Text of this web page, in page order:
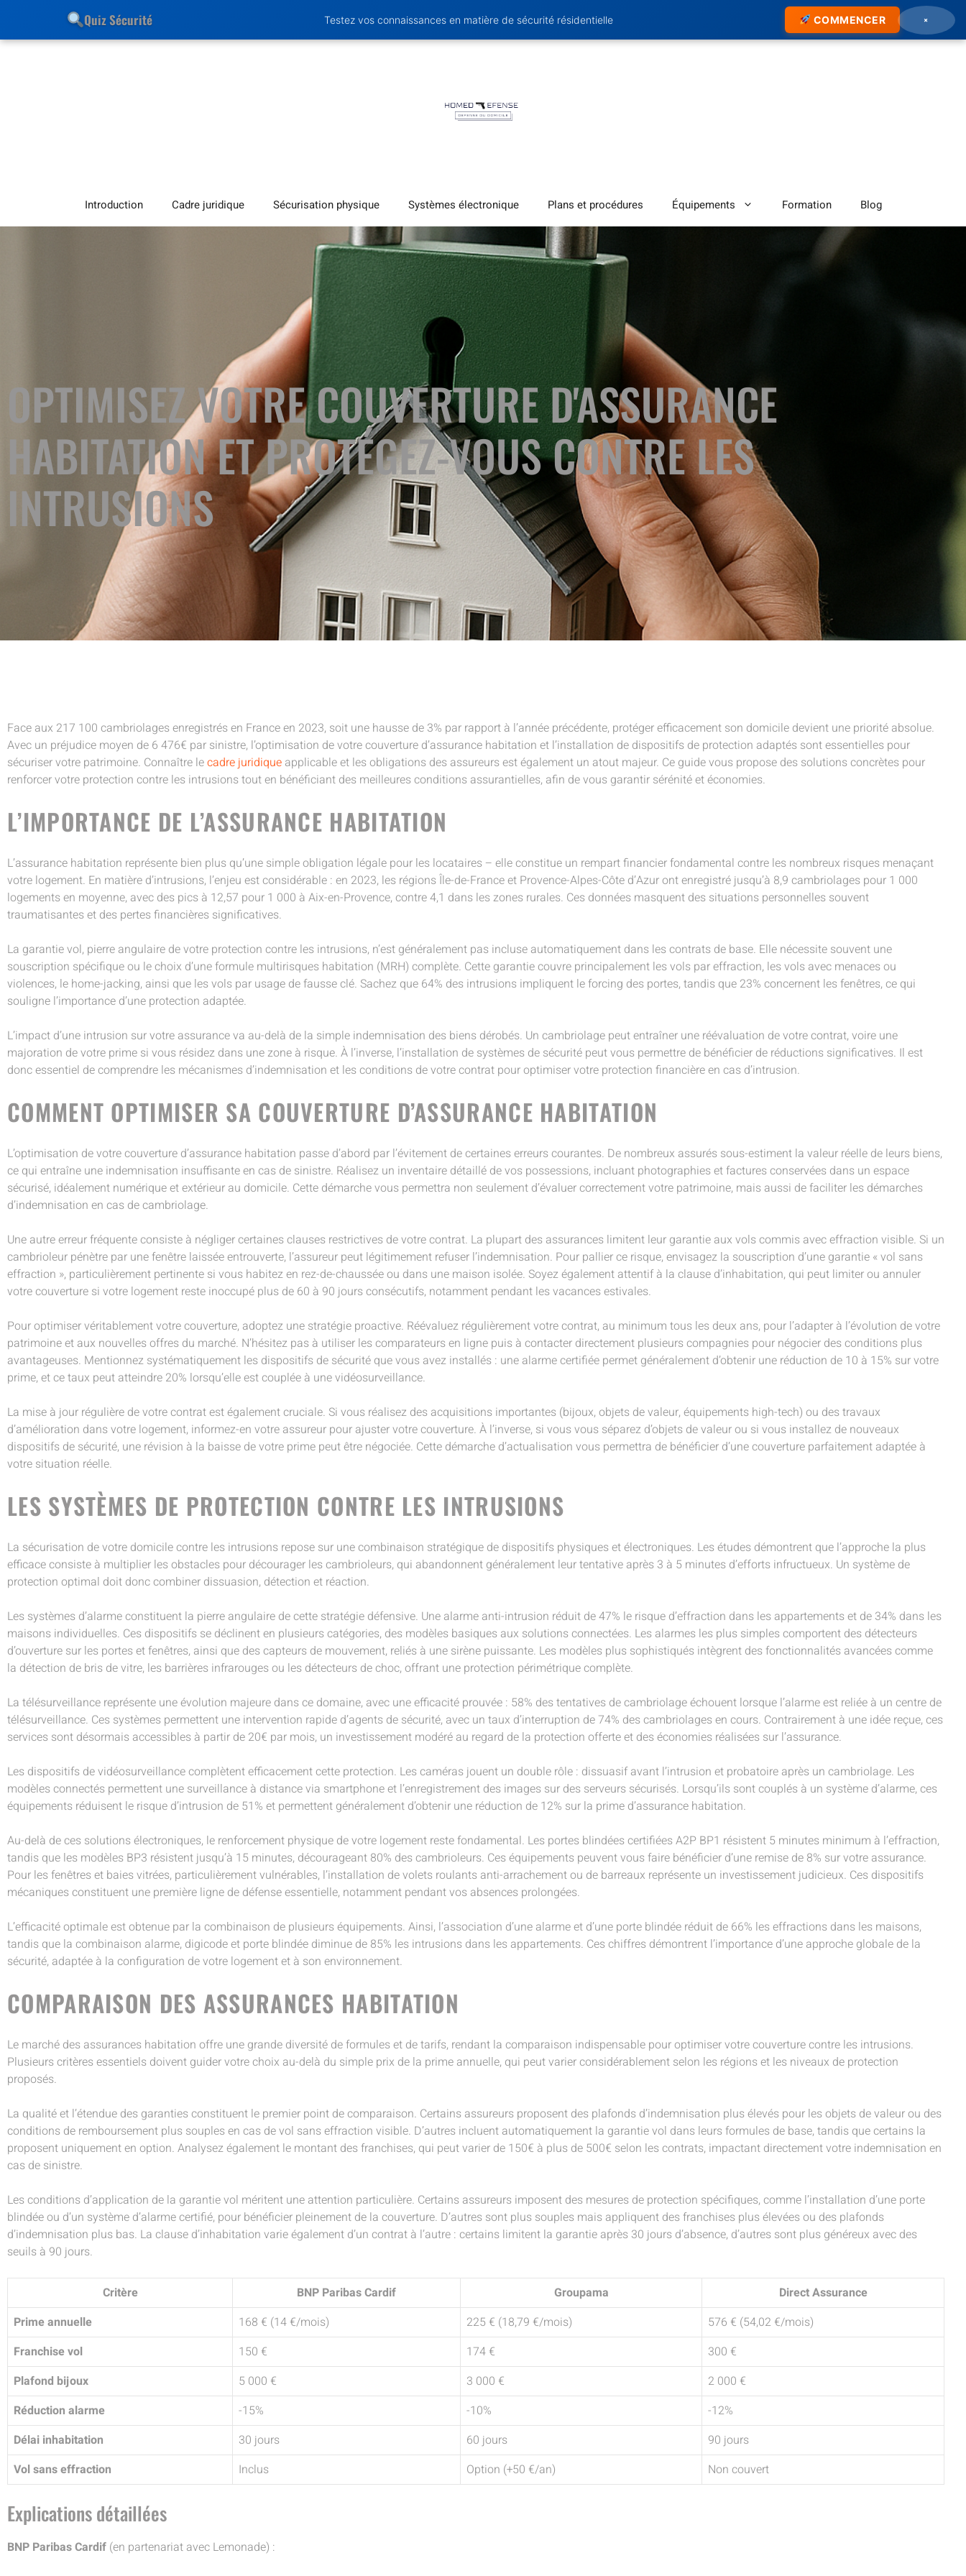
Quiz Sécurité Testez vos connaissances en matière de sécurité résidentielle COMMENCER ×
Introduction Cadre juridique Sécurisation physique Systèmes électronique Plans et procédures Équipements Formation Blog
OPTIMISEZ VOTRE COUVERTURE D'ASSURANCE
HABITATION ET PROTÉGEZ-VOUS CONTRE LES
INTRUSIONS
Face aux 217 100 cambriolages enregistrés en France en 2023, soit une hausse de 3% par rapport à l’année précédente, protéger efficacement son domicile devient une priorité absolue.
Avec un préjudice moyen de 6 476€ par sinistre, l’optimisation de votre couverture d’assurance habitation et l’installation de dispositifs de protection adaptés sont essentielles pour
sécuriser votre patrimoine. Connaître lecadre juridique applicable et les obligations des assureurs est également un atout majeur. Ce guide vous propose des solutions concrètes pour
renforcer votre protection contre les intrusions tout en bénéficiant des meilleures conditions assurantielles, afin de vous garantir sérénité et économies.
L’IMPORTANCE DE L’ASSURANCE HABITATION
L’assurance habitation représente bien plus qu’une simple obligation légale pour les locataires – elle constitue un rempart financier fondamental contre les nombreux risques menaçant
votre logement. En matière d’intrusions, l’enjeu est considérable : en 2023, les régions Île-de-France et Provence-Alpes-Côte d’Azur ont enregistré jusqu’à 8,9 cambriolages pour 1 000
logements en moyenne, avec des pics à 12,57 pour 1 000 à Aix-en-Provence, contre 4,1 dans les zones rurales. Ces données masquent des situations personnelles souvent
traumatisantes et des pertes financières significatives.
La garantie vol, pierre angulaire de votre protection contre les intrusions, n’est généralement pas incluse automatiquement dans les contrats de base. Elle nécessite souvent une
souscription spécifique ou le choix d’une formule multirisques habitation (MRH) complète. Cette garantie couvre principalement les vols par effraction, les vols avec menaces ou
violences, le home-jacking, ainsi que les vols par usage de fausse clé. Sachez que 64% des intrusions impliquent le forcing des portes, tandis que 23% concernent les fenêtres, ce qui
souligne l’importance d’une protection adaptée.
L’impact d’une intrusion sur votre assurance va au-delà de la simple indemnisation des biens dérobés. Un cambriolage peut entraîner une réévaluation de votre contrat, voire une
majoration de votre prime si vous résidez dans une zone à risque. À l’inverse, l’installation de systèmes de sécurité peut vous permettre de bénéficier de réductions significatives. Il est
donc essentiel de comprendre les mécanismes d’indemnisation et les conditions de votre contrat pour optimiser votre protection financière en cas d’intrusion.
COMMENT OPTIMISER SA COUVERTURE D’ASSURANCE HABITATION
L’optimisation de votre couverture d’assurance habitation passe d’abord par l’évitement de certaines erreurs courantes. De nombreux assurés sous-estiment la valeur réelle de leurs biens,
ce qui entraîne une indemnisation insuffisante en cas de sinistre. Réalisez un inventaire détaillé de vos possessions, incluant photographies et factures conservées dans un espace
sécurisé, idéalement numérique et extérieur au domicile. Cette démarche vous permettra non seulement d’évaluer correctement votre patrimoine, mais aussi de faciliter les démarches
d’indemnisation en cas de cambriolage.
Une autre erreur fréquente consiste à négliger certaines clauses restrictives de votre contrat. La plupart des assurances limitent leur garantie aux vols commis avec effraction visible. Si un
cambrioleur pénètre par une fenêtre laissée entrouverte, l’assureur peut légitimement refuser l’indemnisation. Pour pallier ce risque, envisagez la souscription d’une garantie « vol sans
effraction », particulièrement pertinente si vous habitez en rez-de-chaussée ou dans une maison isolée. Soyez également attentif à la clause d’inhabitation, qui peut limiter ou annuler
votre couverture si votre logement reste inoccupé plus de 60 à 90 jours consécutifs, notamment pendant les vacances estivales.
Pour optimiser véritablement votre couverture, adoptez une stratégie proactive. Réévaluez régulièrement votre contrat, au minimum tous les deux ans, pour l’adapter à l’évolution de votre
patrimoine et aux nouvelles offres du marché. N’hésitez pas à utiliser les comparateurs en ligne puis à contacter directement plusieurs compagnies pour négocier des conditions plus
avantageuses. Mentionnez systématiquement les dispositifs de sécurité que vous avez installés : une alarme certifiée permet généralement d’obtenir une réduction de 10 à 15% sur votre
prime, et ce taux peut atteindre 20% lorsqu’elle est couplée à une vidéosurveillance.
La mise à jour régulière de votre contrat est également cruciale. Si vous réalisez des acquisitions importantes (bijoux, objets de valeur, équipements high-tech) ou des travaux
d’amélioration dans votre logement, informez-en votre assureur pour ajuster votre couverture. À l’inverse, si vous vous séparez d’objets de valeur ou si vous installez de nouveaux
dispositifs de sécurité, une révision à la baisse de votre prime peut être négociée. Cette démarche d’actualisation vous permettra de bénéficier d’une couverture parfaitement adaptée à
votre situation réelle.
LES SYSTÈMES DE PROTECTION CONTRE LES INTRUSIONS
La sécurisation de votre domicile contre les intrusions repose sur une combinaison stratégique de dispositifs physiques et électroniques. Les études démontrent que l’approche la plus
efficace consiste à multiplier les obstacles pour décourager les cambrioleurs, qui abandonnent généralement leur tentative après 3 à 5 minutes d’efforts infructueux. Un système de
protection optimal doit donc combiner dissuasion, détection et réaction.
Les systèmes d’alarme constituent la pierre angulaire de cette stratégie défensive. Une alarme anti-intrusion réduit de 47% le risque d’effraction dans les appartements et de 34% dans les
maisons individuelles. Ces dispositifs se déclinent en plusieurs catégories, des modèles basiques aux solutions connectées. Les alarmes les plus simples comportent des détecteurs
d’ouverture sur les portes et fenêtres, ainsi que des capteurs de mouvement, reliés à une sirène puissante. Les modèles plus sophistiqués intègrent des fonctionnalités avancées comme
la détection de bris de vitre, les barrières infrarouges ou les détecteurs de choc, offrant une protection périmétrique complète.
La télésurveillance représente une évolution majeure dans ce domaine, avec une efficacité prouvée : 58% des tentatives de cambriolage échouent lorsque l’alarme est reliée à un centre de
télésurveillance. Ces systèmes permettent une intervention rapide d’agents de sécurité, avec un taux d’interruption de 74% des cambriolages en cours. Contrairement à une idée reçue, ces
services sont désormais accessibles à partir de 20€ par mois, un investissement modéré au regard de la protection offerte et des économies réalisées sur l’assurance.
Les dispositifs de vidéosurveillance complètent efficacement cette protection. Les caméras jouent un double rôle : dissuasif avant l’intrusion et probatoire après un cambriolage. Les
modèles connectés permettent une surveillance à distance via smartphone et l’enregistrement des images sur des serveurs sécurisés. Lorsqu’ils sont couplés à un système d’alarme, ces
équipements réduisent le risque d’intrusion de 51% et permettent généralement d’obtenir une réduction de 12% sur la prime d’assurance habitation.
Au-delà de ces solutions électroniques, le renforcement physique de votre logement reste fondamental. Les portes blindées certifiées A2P BP1 résistent 5 minutes minimum à l’effraction,
tandis que les modèles BP3 résistent jusqu’à 15 minutes, décourageant 80% des cambrioleurs. Ces équipements peuvent vous faire bénéficier d’une remise de 8% sur votre assurance.
Pour les fenêtres et baies vitrées, particulièrement vulnérables, l’installation de volets roulants anti-arrachement ou de barreaux représente un investissement judicieux. Ces dispositifs
mécaniques constituent une première ligne de défense essentielle, notamment pendant vos absences prolongées.
L’efficacité optimale est obtenue par la combinaison de plusieurs équipements. Ainsi, l’association d’une alarme et d’une porte blindée réduit de 66% les effractions dans les maisons,
tandis que la combinaison alarme, digicode et porte blindée diminue de 85% les intrusions dans les appartements. Ces chiffres démontrent l’importance d’une approche globale de la
sécurité, adaptée à la configuration de votre logement et à son environnement.
COMPARAISON DES ASSURANCES HABITATION
Le marché des assurances habitation offre une grande diversité de formules et de tarifs, rendant la comparaison indispensable pour optimiser votre couverture contre les intrusions.
Plusieurs critères essentiels doivent guider votre choix au-delà du simple prix de la prime annuelle, qui peut varier considérablement selon les régions et les niveaux de protection
proposés.
La qualité et l’étendue des garanties constituent le premier point de comparaison. Certains assureurs proposent des plafonds d’indemnisation plus élevés pour les objets de valeur ou des
conditions de remboursement plus souples en cas de vol sans effraction visible. D’autres incluent automatiquement la garantie vol dans leurs formules de base, tandis que certains la
proposent uniquement en option. Analysez également le montant des franchises, qui peut varier de 150€ à plus de 500€ selon les contrats, impactant directement votre indemnisation en
cas de sinistre.
Les conditions d’application de la garantie vol méritent une attention particulière. Certains assureurs imposent des mesures de protection spécifiques, comme l’installation d’une porte
blindée ou d’un système d’alarme certifié, pour bénéficier pleinement de la couverture. D’autres sont plus souples mais appliquent des franchises plus élevées ou des plafonds
d’indemnisation plus bas. La clause d’inhabitation varie également d’un contrat à l’autre : certains limitent la garantie après 30 jours d’absence, d’autres sont plus généreux avec des
seuils à 90 jours.
Critère BNP Paribas Cardif Groupama
Direct Assurance
Prime annuelle
168 € (14 €/mois) 225 € (18,79 €/mois)
576 € (54,02 €/mois)
Franchise vol
150 € 174 €
300 €
Plafond bijoux
5 000 € 3 000 €
2 000 €
Réduction alarme
-15% -10%
-12%
Délai inhabitation
30 jours 60 jours
90 jours
Vol sans effraction
Inclus Option (+50 €/an) Non couvert
Explications détaillées
BNP Paribas Cardif (en partenariat avec Lemonade) :